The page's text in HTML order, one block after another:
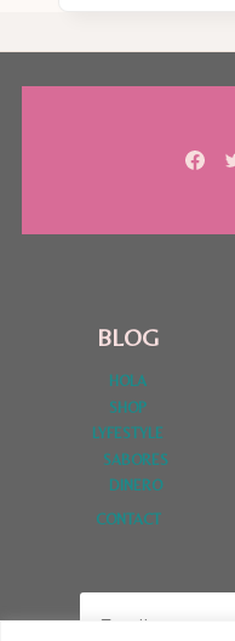
GRATIS
COVID-
BLOG
HOLA
SHOP
LYFESTYLE
SABORES
DINERO
CONTACT